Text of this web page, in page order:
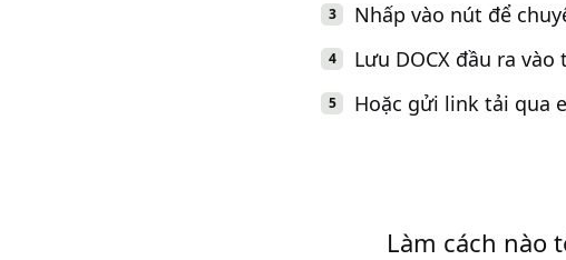
Nhấp vào nút để
Lưu DOCX đầu ra
Hoặc gửi link tải qua
Làm cách nào